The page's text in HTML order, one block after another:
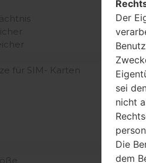
für SIM- Karten
Der
sei
nicht
Die
dem